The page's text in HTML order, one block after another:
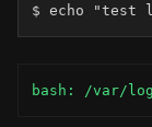
$ echo "test
bash: /var/